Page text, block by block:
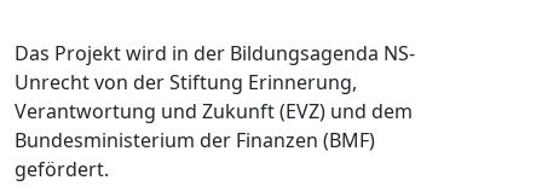
Das Projekt wird in der Bildungsagenda NS-
Unrecht von der Stiftung Erinnerung,
Verantwortung und Zukunft (EVZ) und dem
Bundesministerium der Finanzen (BMF)
gefördert.